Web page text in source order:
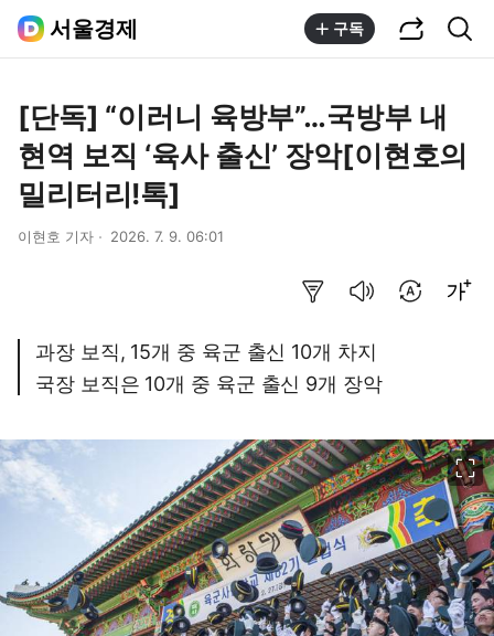
서울경제 구독
[단독] “이러니 육방부”…국방부 내
현역 보직 ‘육사 출신’ 장악[이현호의
밀리터리!톡]
이현호 기자 2026. 7. 9. 06:01
과장 보직, 15개 중 육군 출신 10개 차지
국장 보직은 10개 중 육군 출신 9개 장악